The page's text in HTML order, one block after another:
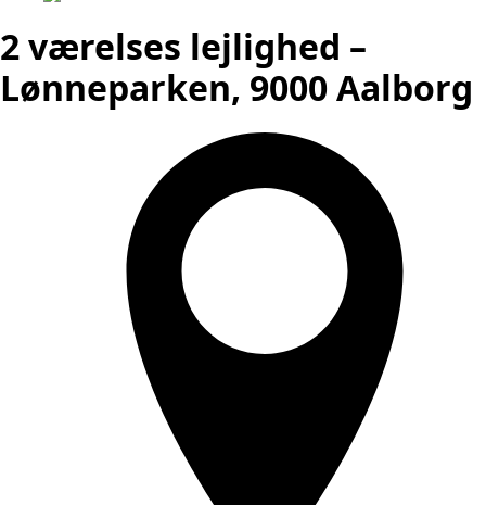
2 værelses lejlighed –
Lønneparken, 9000 Aalborg